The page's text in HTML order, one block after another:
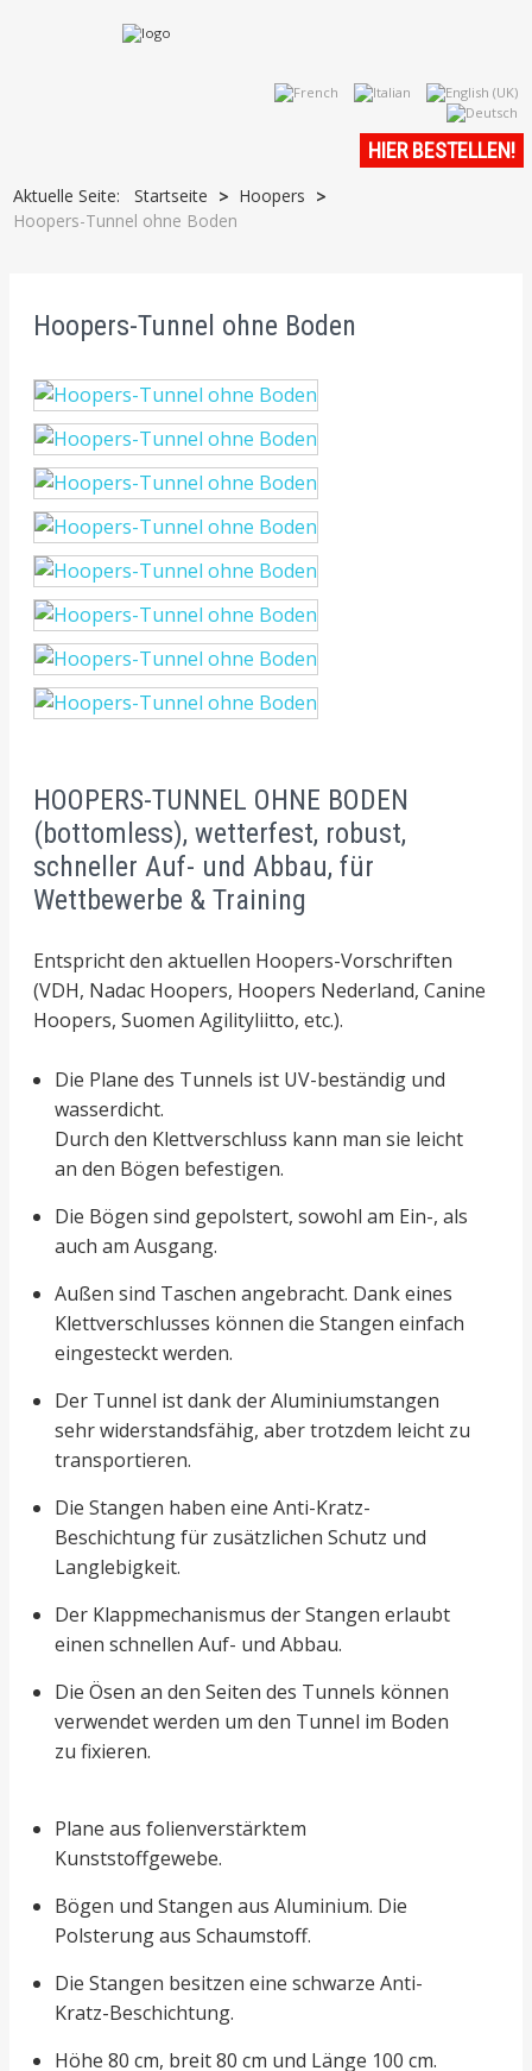
HIER BESTELLEN!
Aktuelle Seite: Startseite > Hoopers >
Hoopers-Tunnel ohne Boden
Hoopers-Tunnel ohne Boden
HOOPERS-TUNNEL OHNE BODEN
(bottomless), wetterfest, robust,
schneller Auf- und Abbau, für
Wettbewerbe & Training
Entspricht den aktuellen Hoopers-Vorschriften
(VDH, Nadac Hoopers, Hoopers Nederland, Canine
Hoopers, Suomen Agilityliitto, etc.).
Die Plane des Tunnels ist UV-beständig und
wasserdicht.
Durch den Klettverschluss kann man sie leicht
an den Bögen befestigen.
Die Bögen sind gepolstert, sowohl am Ein-, als
auch am Ausgang.
Außen sind Taschen angebracht. Dank eines
Klettverschlusses können die Stangen einfach
eingesteckt werden.
Der Tunnel ist dank der Aluminiumstangen
sehr widerstandsfähig, aber trotzdem leicht zu
transportieren.
Die Stangen haben eine Anti-Kratz-
Beschichtung für zusätzlichen Schutz und
Langlebigkeit.
Der Klappmechanismus der Stangen erlaubt
einen schnellen Auf- und Abbau.
Die Ösen an den Seiten des Tunnels können
verwendet werden um den Tunnel im Boden
zu fixieren.
Plane aus folienverstärktem
Kunststoffgewebe.
Bögen und Stangen aus Aluminium. Die
Polsterung aus Schaumstoff.
Die Stangen besitzen eine schwarze Anti-
Kratz-Beschichtung.
Höhe 80 cm, breit 80 cm und Länge 100 cm.